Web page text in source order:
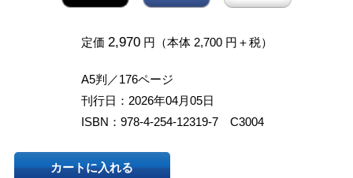
定価 2,970円（本体 2,700 円＋税）
A5判／176ページ
刊行日：2026年04月05日
ISBN：978-4-254-12319-7 C3004
カートに入れる